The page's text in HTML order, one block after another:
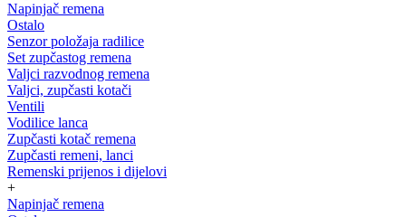
Napinjač remena
Ostalo
Senzor položaja radilice
Set zupčastog remena
Valjci razvodnog remena
Valjci, zupčasti kotači
Ventili
Vodilice lanca
Zupčasti kotač remena
Zupčasti remeni, lanci
Remenski prijenos i dijelovi
+
Napinjač remena